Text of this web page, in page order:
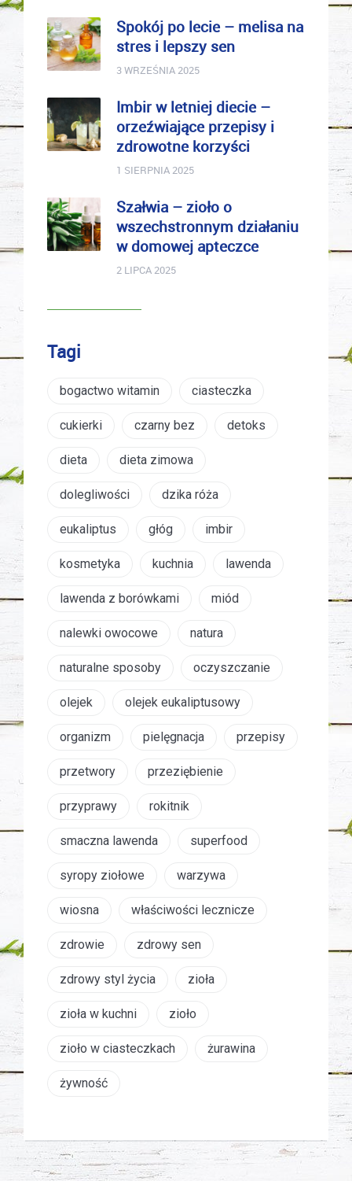
Spokój po lecie – melisa na
stres i lepszy sen
3 WRZEŚNIA 2025
Imbir w letniej diecie –
orzeźwiające przepisy i
zdrowotne korzyści
1 SIERPNIA 2025
Szałwia – zioło o
wszechstronnym działaniu
w domowej apteczce
2 LIPCA 2025
Tagi
bogactwo witamin ciasteczka
cukierki czarny bez detoks
dieta dieta zimowa
dolegliwości dzika róża
eukaliptus głóg imbir
kosmetyka kuchnia lawenda
lawenda z borówkami miód
nalewki owocowe natura
naturalne sposoby oczyszczanie
olejek olejek eukaliptusowy
organizm pielęgnacja przepisy
przetwory przeziębienie
przyprawy rokitnik
smaczna lawenda superfood
syropy ziołowe warzywa
wiosna właściwości lecznicze
zdrowie zdrowy sen
zdrowy styl życia zioła
zioła w kuchni zioło
zioło w ciasteczkach żurawina
żywność